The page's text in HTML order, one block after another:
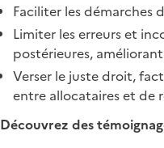
Faciliter les démarches
Limiter les erreurs et
postérieures,
Verser le juste droit,
entre allocataires et de
Découvrez des